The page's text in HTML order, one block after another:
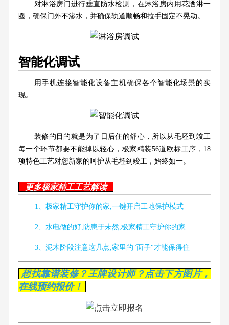
对淋浴房门进行垂直防水检测，在淋浴房内用花洒淋一
圈，确保门外不渗水，并确保轨道顺畅和拉手固定不晃动。
智能化调试
用手机连接智能化设备主机确保各个智能化场景的实
现。
装修的目的就是为了日后住的舒心，所以从毛坯到竣工
每一个环节都要不能掉以轻心，极家精装56道欧标工序，18
项特色工艺对您新家的呵护从毛坯到竣工，始终如一。
更多极家精工工艺解读
1、极家精工守护你的家,一键开启工地保护模式
2、水电做的好,防患于未然,极家精工守护你的家
3、泥木阶段注意这几点,家里的"面子"才能保得住
想找靠谱装修？王牌设计师？点击下方图片，
在线预约报价！